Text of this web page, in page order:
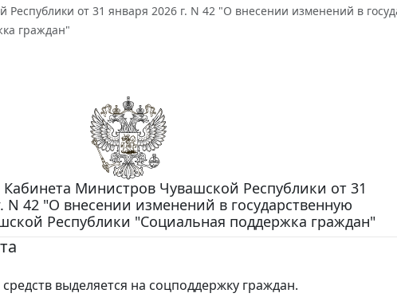
Республики от 31 января 2026 г. N 42 "О внесении изменений в
граждан"
Министров Чувашской Республики от 31
N 42 "О внесении изменений в государственную
Республики "Социальная поддержка граждан"
выделяется на соцподдержку граждан.